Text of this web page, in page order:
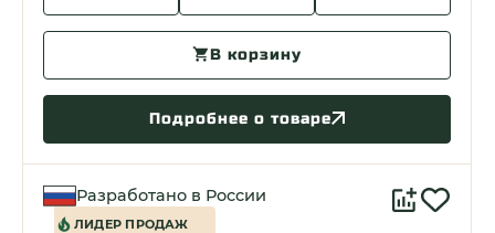
В корзину
Подробнее о товаре
Разработано в России
ЛИДЕР ПРОДАЖ